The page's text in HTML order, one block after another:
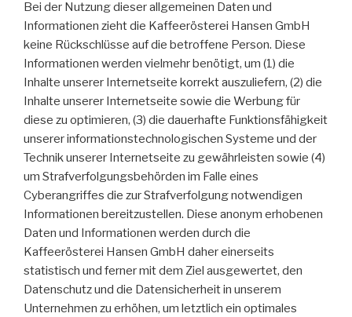
Bei der Nutzung dieser allgemeinen Daten und
Informationen zieht die Kaffeerösterei Hansen GmbH
keine Rückschlüsse auf die betroffene Person. Diese
Informationen werden vielmehr benötigt, um (1) die
Inhalte unserer Internetseite korrekt auszuliefern, (2) die
Inhalte unserer Internetseite sowie die Werbung für
diese zu optimieren, (3) die dauerhafte Funktionsfähigkeit
unserer informationstechnologischen Systeme und der
Technik unserer Internetseite zu gewährleisten sowie (4)
um Strafverfolgungsbehörden im Falle eines
Cyberangriffes die zur Strafverfolgung notwendigen
Informationen bereitzustellen. Diese anonym erhobenen
Daten und Informationen werden durch die
Kaffeerösterei Hansen GmbH daher einerseits
statistisch und ferner mit dem Ziel ausgewertet, den
Datenschutz und die Datensicherheit in unserem
Unternehmen zu erhöhen, um letztlich ein optimales